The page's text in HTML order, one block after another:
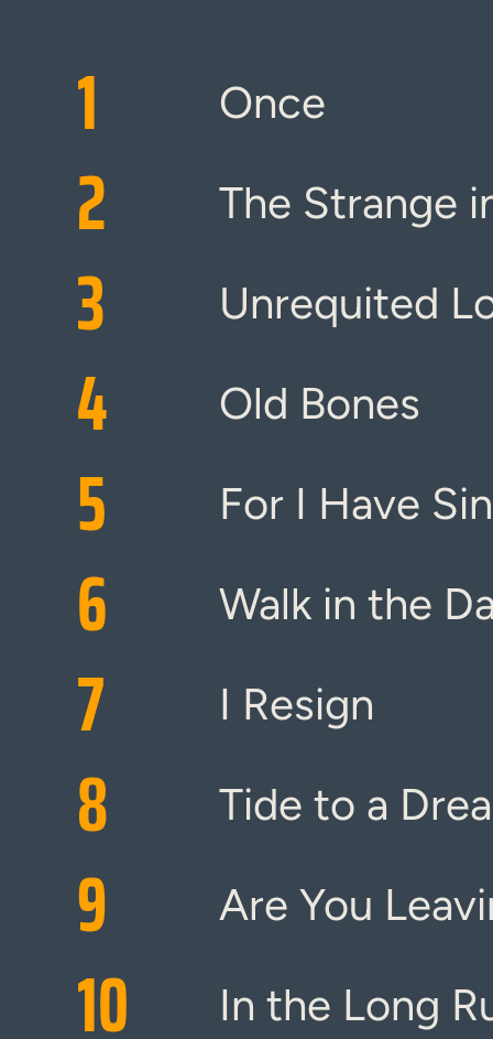
1 Once
2 The Strange
3 Unrequited
4 Old Bones
5 For I Have
6 Walk in the
7 I Resign
8 Tide to a
9 Are You
10 In the Long